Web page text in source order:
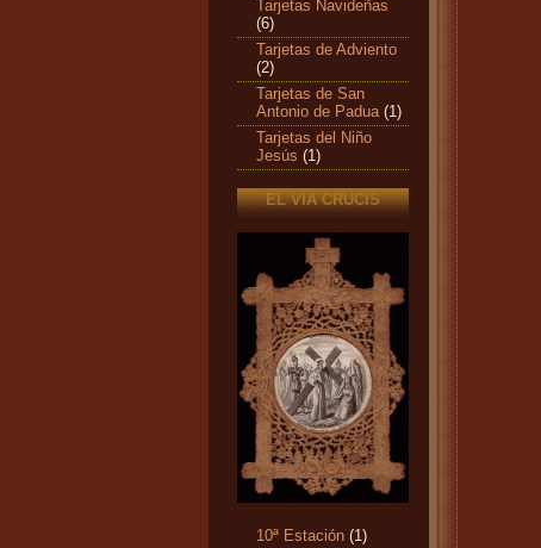
Tarjetas Navideñas
(6)
Tarjetas de Adviento
(2)
Tarjetas de San
Antonio de Padua (1)
Tarjetas del Niño
Jesús (1)
EL VÍA CRUCIS
10ª Estación (1)